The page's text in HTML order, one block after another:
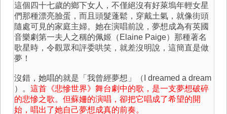
這個四十七歲的鄉下女人，不僅絕沒有好萊塢年輕女星
們那種漂亮臉蛋，而且頭髮蓬鬆，穿戴土氣，就像街頭
隨處可見的家庭主婦。她在演唱前說，夢想成為有英國
音樂劇第一夫人之稱的佩姬（Elaine Paige）那種著名
歌星時，令觀眾和評委哄笑，就差沒明說，這簡直是做
夢！
沒錯，她唱的就是「我曾經夢想」（I dreamed a dream
）。 這首《悲慘世界》舞台劇中的歌，是一支夢想破碎
的悲慘之歌。但蘇姍的演唱，卻把它唱成了希望的開
始，唱出了她自己夢想成真的前奏。